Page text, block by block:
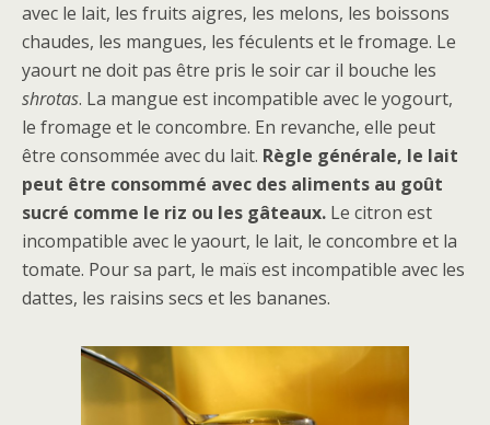
avec le lait, les fruits aigres, les melons, les boissons
chaudes, les mangues, les féculents et le fromage. Le
yaourt ne doit pas être pris le soir car il bouche les
shrotas. La mangue est incompatible avec le yogourt,
le fromage et le concombre. En revanche, elle peut
être consommée avec du lait. Règle générale, le lait
peut être consommé avec des aliments au goût
sucré comme le riz ou les gâteaux. Le citron est
incompatible avec le yaourt, le lait, le concombre et la
tomate. Pour sa part, le maïs est incompatible avec les
dattes, les raisins secs et les bananes.